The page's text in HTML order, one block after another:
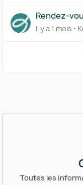
Rendez-
il y a 1 mois
Toutes les